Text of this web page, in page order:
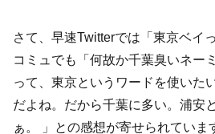
さて、早速Twitterでは「東京ベイ
コミュでも「何故か千葉臭いネー
って、東京というワードを使いた
だよね。だから千葉に多い。浦安
ぁ。 」との感想が寄せられていま